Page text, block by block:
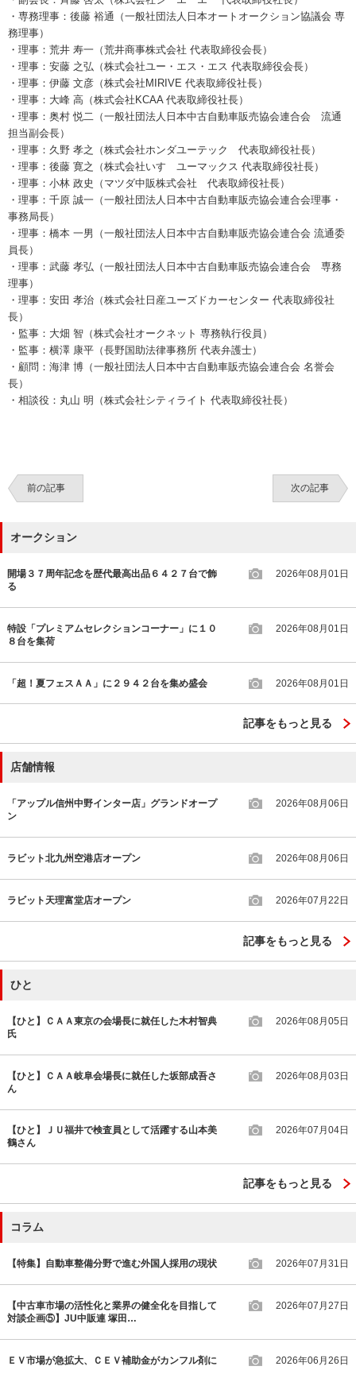
・専務理事：後藤 裕通（一般社団法人日本オートオークション協議会 専
務理事）
・理事：荒井 寿一（荒井商事株式会社 代表取締役会長）
・理事：安藤 之弘（株式会社ユー・エス・エス 代表取締役会長）
・理事：伊藤 文彦（株式会社MIRIVE 代表取締役社長）
・理事：大峰 高（株式会社KCAA 代表取締役社長）
・理事：奥村 悦二（一般社団法人日本中古自動車販売協会連合会 流通
担当副会長）
・理事：久野 孝之（株式会社ホンダユーテック 代表取締役社長）
・理事：後藤 寛之（株式会社いすゞユーマックス 代表取締役社長）
・理事：小林 政史（マツダ中販株式会社 代表取締役社長）
・理事：千原 誠一（一般社団法人日本中古自動車販売協会連合会理事・
事務局長）
・理事：橋本 一男（一般社団法人日本中古自動車販売協会連合会 流通委
員長）
・理事：武藤 孝弘（一般社団法人日本中古自動車販売協会連合会 専務
理事）
・理事：安田 孝治（株式会社日産ユーズドカーセンター 代表取締役社
長）
・監事：大畑 智（株式会社オークネット 専務執行役員）
・監事：横澤 康平（長野国助法律事務所 代表弁護士）
・顧問：海津 博（一般社団法人日本中古自動車販売協会連合会 名誉会
長）
・相談役：丸山 明（株式会社シティライト 代表取締役社長）
前の記事 次の記事
オークション
開場３７周年記念を歴代最高出品６４２７台で飾
る
2026年08月01日
特設「プレミアムセレクションコーナー」に１０
８台を集荷
2026年08月01日
「超！夏フェスＡＡ」に２９４２台を集め盛会 2026年08月01日
記事をもっと見る
店舗情報
「アップル信州中野インター店」グランドオープ
ン
2026年08月06日
ラビット北九州空港店オープン 2026年08月06日
ラビット天理富堂店オープン 2026年07月22日
記事をもっと見る
ひと
【ひと】ＣＡＡ東京の会場長に就任した木村智典
氏
2026年08月05日
【ひと】ＣＡＡ岐阜会場長に就任した坂部成吾さ
ん
2026年08月03日
【ひと】ＪＵ福井で検査員として活躍する山本美
鶴さん
2026年07月04日
記事をもっと見る
コラム
【特集】自動車整備分野で進む外国人採用の現状 2026年07月31日
【中古車市場の活性化と業界の健全化を目指して
対談企画⑤】JU中販連 塚田…
2026年07月27日
ＥＶ市場が急拡大、ＣＥＶ補助金がカンフル剤に 2026年06月26日